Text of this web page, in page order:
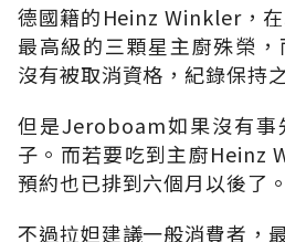
德國籍的Heinz Winkler，
最高級的三顆星主廚殊榮
沒有被取消資格，紀錄保持
但是Jeroboam如果沒有事
子。而若要吃到主廚Heinz
預約也已排到六個月以後了。
不過拉妲建議一般消費者，